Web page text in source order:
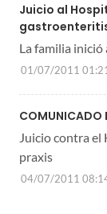
Juicio al
La familia inició
01/07/2011 01:21
COMUNICADO
Juicio contra el
praxis
04/07/2011